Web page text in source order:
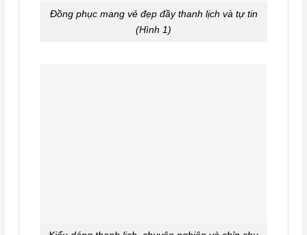
Đồng phục mang vẻ đẹp đầy thanh lịch và tự tin
(Hình 1)